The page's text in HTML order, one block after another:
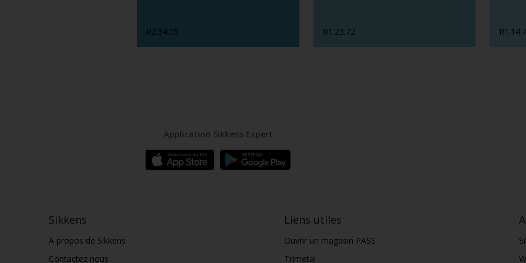
R2.34.55 R1.23.72
Application Sikkens Expert
Sikkens
A propos de Sikkens
Contactez nous
Liens utiles
Ouvrir un magasin PASS
Trimetal